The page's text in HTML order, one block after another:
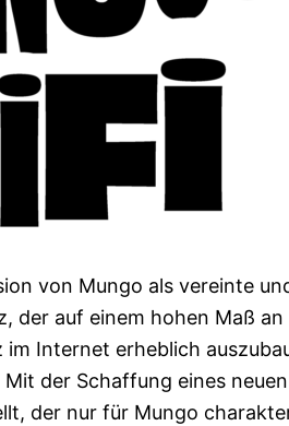
von Mungo als vereinte
der auf einem hohen Maß
Internet erheblich
der Schaffung eines
der nur für Mungo